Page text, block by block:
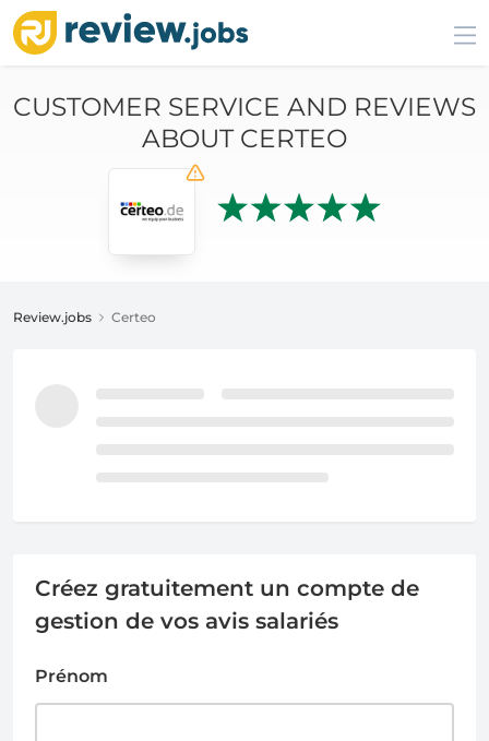
CUSTOMER SERVICE AND REVIEWS
ABOUT CERTEO
Review.jobs Certeo
Créez gratuitement un compte de
gestion de vos avis salariés
Prénom